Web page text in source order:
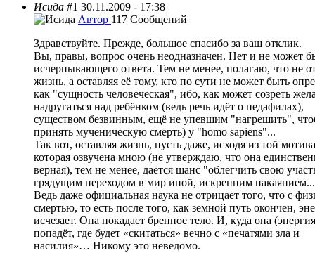
Исида #1 30.11.2009 - 17:38
Автор 117 Сообщений
Здравствуйте. Прежде, большое спасибо за ваш отклик.
Вы, правы, вопрос очень неодназначен. Нет и не может
исчерпывающего ответа. Тем не менее, полагаю, что не
жизнь, а оставляя её тому, кто по сути не может быть
как "сущность человеческая", ибо, как может созреть
надругаться над ребёнком (ведь речь идёт о педафилах),
существом безвинным, ещё не упевшим "нагрешить",
принять мученическую смерть) у "homo sapiens"...
Так вот, оставляя жизнь, пусть даже, исходя из той
которая озвучена мною (не утверждаю, что она
верная), тем не менее, даётся шанс "облегчить свою
грядущим переходом в мир иной, искренним пакаянием...
Ведь даже официальная наука не отрицает того, что с
смертью, то есть после того, как земной путь окончен,
исчезает. Она покадает бренное тело. И, куда она
попадёт, где будет «скитаться» вечно с «печатями зла и
насилия»… Никому это неведомо.